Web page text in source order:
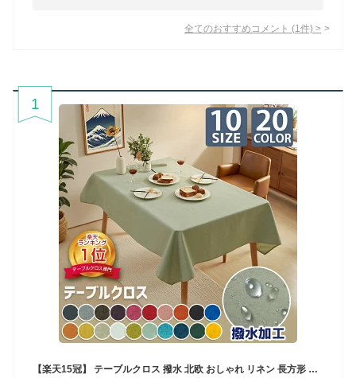
全てのおすすめコメント (1 件) >
1
【楽天15冠】 テーブルクロス 撥水 北欧 おしゃれ リネン 長方形 正方形 かわいい はっ水 撥水加工 防水布 テーブルカバー ランチョンマット 食卓カバー 机 家庭用 業務用 4人掛け 6人掛け 布 防汚 机カバー 洗える 無地 クリスマス